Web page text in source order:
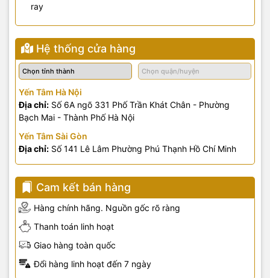
ray
Hệ thống cửa hàng
Yến Tâm Hà Nội
Địa chỉ: Số 6A ngõ 331 Phố Trần Khát Chân - Phường
Bạch Mai - Thành Phố Hà Nội
Yến Tâm Sài Gòn
Địa chỉ: Số 141 Lê Lâm Phường Phú Thạnh Hồ Chí Minh
Cam kết bán hàng
Hàng chính hãng. Nguồn gốc rõ ràng
Thanh toán linh hoạt
Giao hàng toàn quốc
Đổi hàng linh hoạt đến 7 ngày